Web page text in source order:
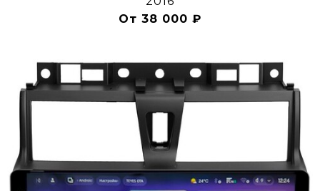
От 38 000 ₽